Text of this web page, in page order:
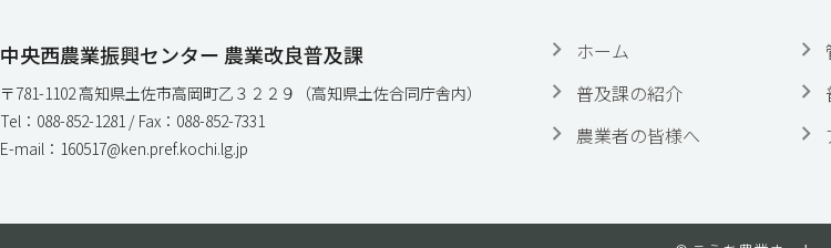
中央西農業振興センター 農業改良普及課
〒781-1102 高知県土佐市高岡町乙３２２９（高知県土佐合同庁舎内）
Tel：088-852-1281 / Fax：088-852-7331
E-mail：160517@ken.pref.kochi.lg.jp
ホーム
普及課の紹介
農業者の皆様へ